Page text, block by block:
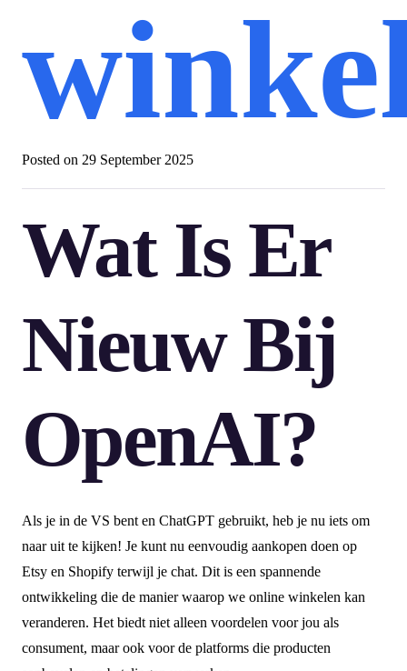
Posted on 29 September 2025
Wat Is Er
Nieuw Bij
OpenAI?
Als je in de VS bent en ChatGPT gebruikt, heb je nu iets om
naar uit te kijken! Je kunt nu eenvoudig aankopen doen op
Etsy en Shopify terwijl je chat. Dit is een spannende
ontwikkeling die de manier waarop we online winkelen kan
veranderen. Het biedt niet alleen voordelen voor jou als
consument, maar ook voor de platforms die producten